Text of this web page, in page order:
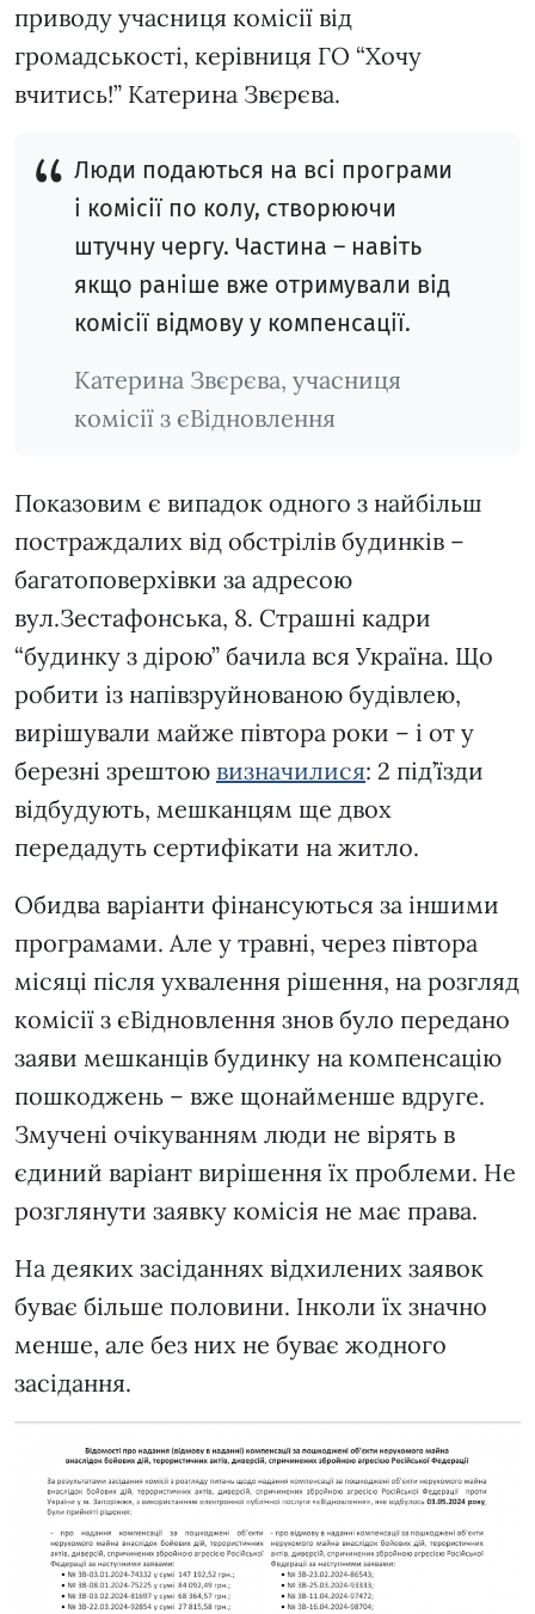
приводу учасниця комісії від
громадськості, керівниця ГО “Хочу
вчитись!” Катерина Звєрєва.
Люди подаються на всі програми
і комісії по колу, створюючи
штучну чергу. Частина – навіть
якщо раніше вже отримували від
комісії відмову у компенсації.
Катерина Звєрєва, учасниця
комісії з єВідновлення
Показовим є випадок одного з найбільш
постраждалих від обстрілів будинків –
багатоповерхівки за адресою
вул.Зестафонська, 8. Страшні кадри
“будинку з дірою” бачила вся Україна. Що
робити із напівзруйнованою будівлею,
вирішували майже півтора роки – і от у
березні зрештою визначилися: 2 під’їзди
відбудують, мешканцям ще двох
передадуть сертифікати на житло.
Обидва варіанти фінансуються за іншими
програмами. Але у травні, через півтора
місяці після ухвалення рішення, на розгляд
комісії з єВідновлення знов було передано
заяви мешканців будинку на компенсацію
пошкоджень – вже щонайменше вдруге.
Змучені очікуванням люди не вірять в
єдиний варіант вирішення їх проблеми. Не
розглянути заявку комісія не має права.
На деяких засіданнях відхилених заявок
буває більше половини. Інколи їх значно
менше, але без них не буває жодного
засідання.